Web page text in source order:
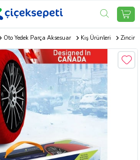
Oto Yedek Parça Aksesuar Kış Ürünleri Zincir